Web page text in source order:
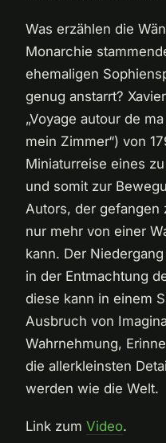
Was erzählen die
Monarchie
ehemaligen
genug anstarrt?
„Voyage autour de
mein Zimmer“) von
Miniaturreise eines
und somit zur
Autors, der
nur mehr von einer
kann. Der
in der Entmachtung
diese kann in einem
Ausbruch von
Wahrnehmung,
die allerkleinsten
werden wie die Welt.
Link zum Video.